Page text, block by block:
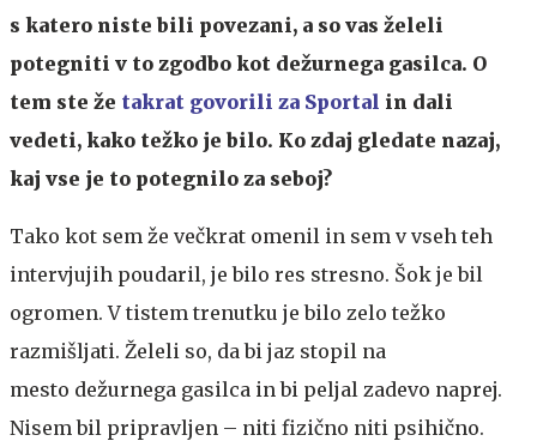
s katero niste bili povezani, a so vas želeli
potegniti v to zgodbo kot dežurnega gasilca. O
tem ste že takrat govorili za Sportal in dali
vedeti, kako težko je bilo. Ko zdaj gledate nazaj,
kaj vse je to potegnilo za seboj?
Tako kot sem že večkrat omenil in sem v vseh teh
intervjujih poudaril, je bilo res stresno. Šok je bil
ogromen. V tistem trenutku je bilo zelo težko
razmišljati. Želeli so, da bi jaz stopil na
mesto dežurnega gasilca in bi peljal zadevo naprej.
Nisem bil pripravljen – niti fizično niti psihično.